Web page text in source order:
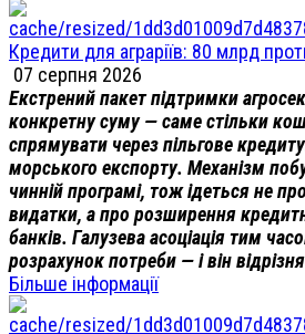
Кредити для аграріїв: 80 млрд
07 серпня 2026
Екстрений пакет підтримки
конкретну суму — саме стільки
спрямувати через пільгове
морського експорту. Механізм
чинній програмі, тож ідеться не
видатки, а про розширення
банків. Галузева асоціація тим
розрахунок потреби — і він
Більше інформації